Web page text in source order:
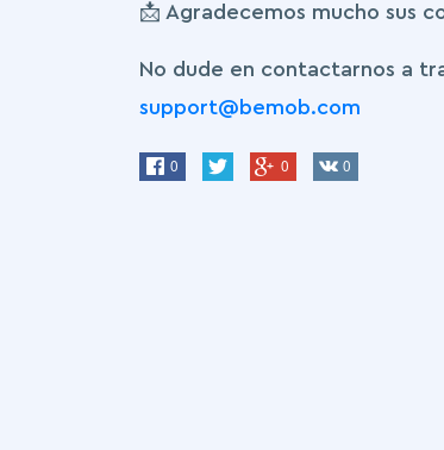
📩 Agradecemos mucho sus
No dude en contactarnos a
support@bemob.com
0 0 0